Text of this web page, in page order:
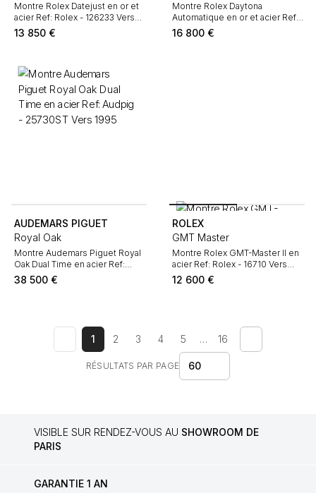
Montre Rolex Datejust en or et
acier Ref: Rolex - 126233 Vers
2022
13 850 €
Montre Rolex Daytona
Automatique en or et acier Ref:
Rolex - 16523 Vers 1990
16 800 €
AUDEMARS PIGUET
Royal Oak
Montre Audemars Piguet Royal
Oak Dual Time en acier Ref:
Audpig - 25730ST Vers 1995
38 500 €
ROLEX
GMT Master
Montre Rolex GMT-Master II en
acier Ref: Rolex - 16710 Vers
1991
12 600 €
1 2 3 4 5 … 16
RÉSULTATS PAR PAGE 60
VISIBLE SUR RENDEZ-VOUS AU SHOWROOM DE
PARIS
GARANTIE 1 AN